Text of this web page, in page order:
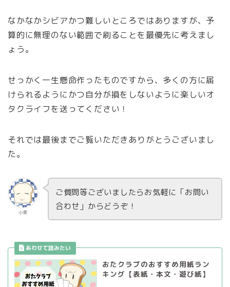
なかなかシビアかつ難しいところではありますが、予
算的に無理のない範囲で刷ることを最優先に考えまし
ょう。
せっかく一生懸命作ったものですから、多くの方に届
けられるようにかつ自分が損をしないように楽しいオ
タクライフを送ってください！
それでは最後までご覧いただきありがとうございまし
た。
小麦
ご質問等ございましたらお気軽に「お問い
合わせ」からどうぞ！
おたクラブのおすすめ用紙ラン
キング【表紙・本文・遊び紙】